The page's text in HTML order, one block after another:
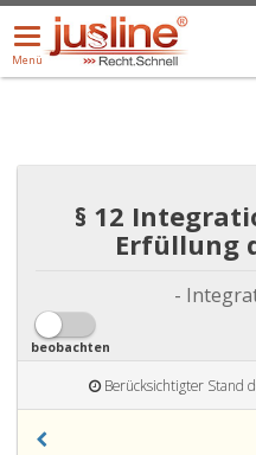
Menü
öffnen/schließen
Menü
ALLE DROPDOWN:
§ 12
Erfüllung
-
beobachten
Berücksichtigter Stand